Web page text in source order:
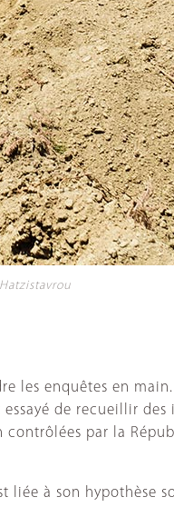
les enquêtes en
de recueillir des
par la
à son hypothèse